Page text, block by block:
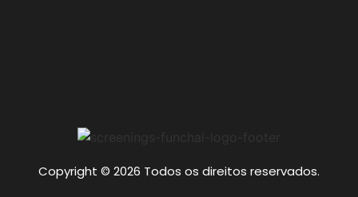
Copyright © 2026 Todos os direitos reservados.